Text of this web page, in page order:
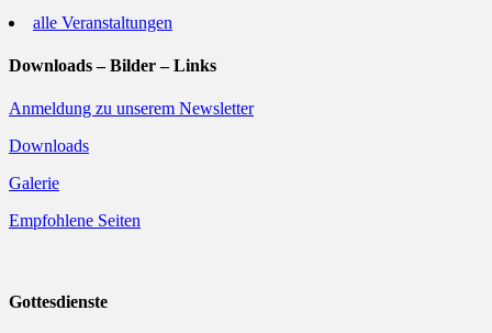
alle Veranstaltungen
Downloads – Bilder – Links
Anmeldung zu unserem Newsletter
Downloads
Galerie
Empfohlene Seiten
Gottesdienste